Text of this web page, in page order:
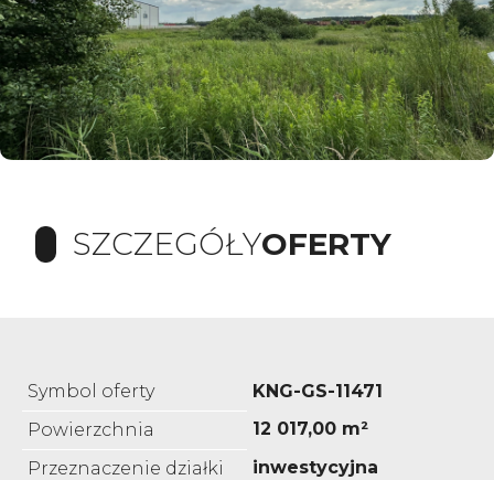
SZCZEGÓŁYOFERTY
Symbol oferty
KNG-GS-11471
Powierzchnia
12 017,00 m²
Przeznaczenie działki
inwestycyjna